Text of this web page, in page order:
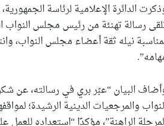
الدائرة الإعلامية لرئاسة
رسالة تهنئة من رئيس مجلس النواب
نيله ثقة أعضاء مجلس النواب،
البيان “عبّر بري في رسالته، عن
والمرجعيات الدينية الرشيدة؛
الراهنة”، مؤكدًا “استعداده